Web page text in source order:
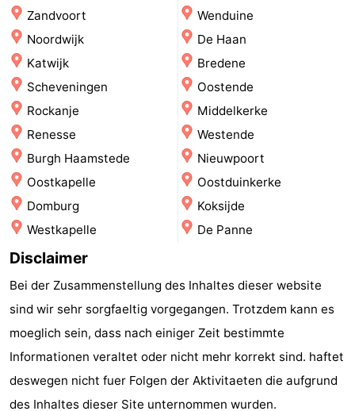
Wandern
Unterhaltung
Nachtleben
Essen
und
trinken
Einkäufen
-
Märkte
-
Warenhäuser
Veranstaltungen
Spezial
Kanale
Coffeeshops
Homohauptstadt
Zandvoort
Noordwijk
Katwijk
Scheveningen
Rockanje
Renesse
Burgh Haamstede
Oostkapelle
Domburg
Westkapelle
Wenduine
De Haan
Bredene
Oostende
Middelkerke
Westende
Nieuwpoort
Oostduinkerke
Koksijde
De Panne
Disclaimer
Bei der Zusammenstellung des Inhaltes dieser website
sind wir sehr sorgfaeltig vorgegangen. Trotzdem kann es
moeglich sein, dass nach einiger Zeit bestimmte
Informationen veraltet oder nicht mehr korrekt sind. haftet
deswegen nicht fuer Folgen der Aktivitaeten die aufgrund
des Inhaltes dieser Site unternommen wurden.